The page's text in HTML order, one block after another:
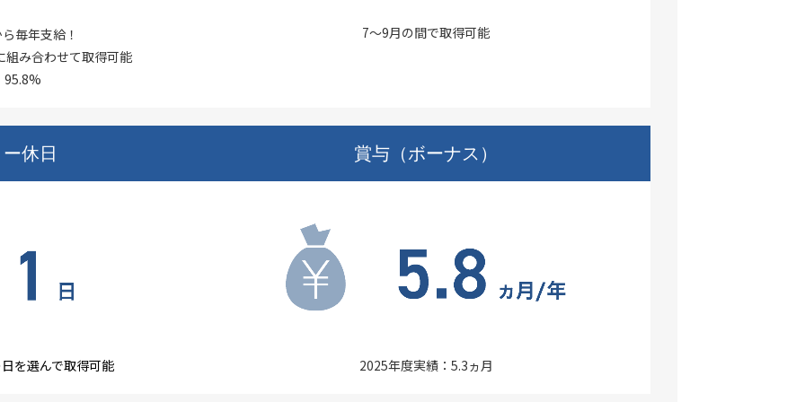
毎年支給！
み合わせて取得可能
95.8%
7～9月の間で取得可能
休日
を選んで取得可能
賞与（ボーナス）
2025年度実績：5.3ヵ月